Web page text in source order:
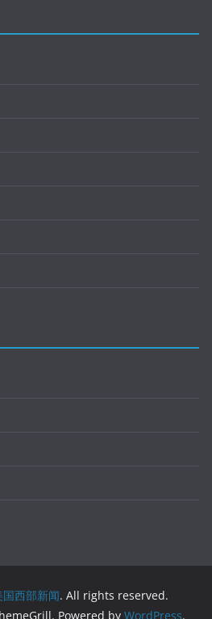
国西部新闻. All rights reserved.
Powered by WordPress.